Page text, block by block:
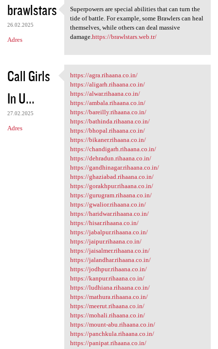
brawlstars
26.02.2025
Adres
Superpowers are special
Superpowers are special abilities that can turn the
tide of battle. For example, some Brawlers can heal
themselves, while others can deal massive
damage.https://brawlstars.web.tr/
Call Girls
In U...
27.02.2025
Adres
https://agra.rihaana.co.in/
https://agra.rihaana.co.in/
https://aligarh.rihaana.co.in/
https://alwar.rihaana.co.in/
https://ambala.rihaana.co.in/
https://bareilly.rihaana.co.in/
https://bathinda.rihaana.co.in/
https://bhopal.rihaana.co.in/
https://bikaner.rihaana.co.in/
https://chandigarh.rihaana.co.in/
https://dehradun.rihaana.co.in/
https://gandhinagar.rihaana.co.in/
https://ghaziabad.rihaana.co.in/
https://gorakhpur.rihaana.co.in/
https://gurugram.rihaana.co.in/
https://gwalior.rihaana.co.in/
https://haridwar.rihaana.co.in/
https://hisar.rihaana.co.in/
https://jabalpur.rihaana.co.in/
https://jaipur.rihaana.co.in/
https://jaisalmer.rihaana.co.in/
https://jalandhar.rihaana.co.in/
https://jodhpur.rihaana.co.in/
https://kanpur.rihaana.co.in/
https://ludhiana.rihaana.co.in/
https://mathura.rihaana.co.in/
https://meerut.rihaana.co.in/
https://mohali.rihaana.co.in/
https://mount-abu.rihaana.co.in/
https://panchkula.rihaana.co.in/
https://panipat.rihaana.co.in/